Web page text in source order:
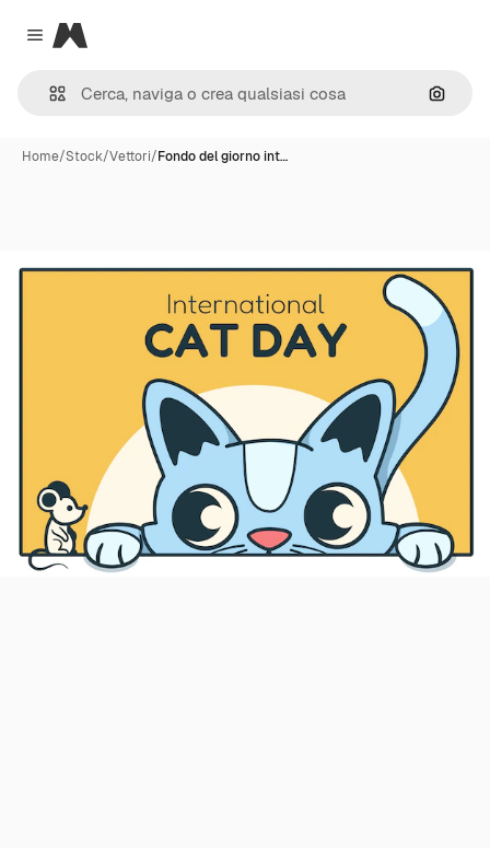
Close menu
Magnific
Cerca
Home/Stock/Vettori/Fondo del giorno int…